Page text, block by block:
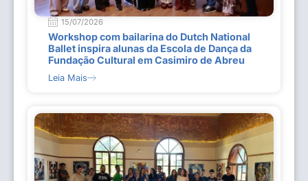
15/07/2026
Workshop com bailarina do Dutch National
Ballet inspira alunas da Escola de Dança da
Fundação Cultural em Casimiro de Abreu
Leia Mais